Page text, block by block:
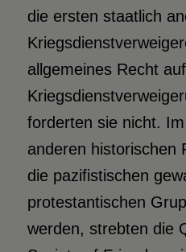
die ersten staatlich
allgemeines Recht auf
forderten sie nicht.
anderen historischen
die pazifistischen
protestantischen
werden, strebten die